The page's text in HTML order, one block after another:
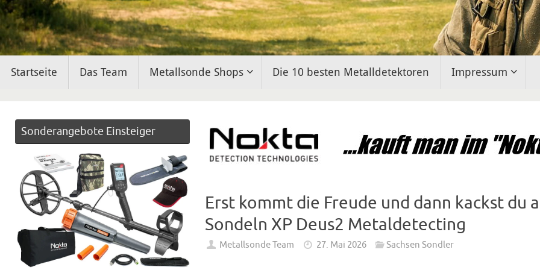
InhaltStartseite Das Team Metallsonde Shops Die 10 besten Metalldetektoren Impressum
Erst kommt die Freude und dann kackst du
Sondeln XP Deus2 Metaldetecting
Metallsonde Team 27. Mai 2026 Sachsen Sondler
Sonderangebote Einsteiger